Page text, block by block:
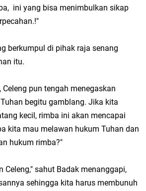
ini yang bisa menimbulkan sikap
berkumpul di pihak raja senang
itu.
pun tengah menegaskan
begitu gamblang. Jika kita
kecil, rimba ini akan mencapai
kita mau melawan hukum Tuhan dan
hukum rimba?"
Celeng," sahut Badak menanggapi,
sehingga kita harus membunuh